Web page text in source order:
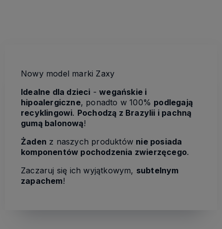
Nowy model marki Zaxy
Idealne dla dzieci -wegańskie i
hipoalergiczne, ponadto w 100% podlegają
recyklingowi. Pochodzą z Brazylii i pachną
gumą balonową!
Żaden z naszych produktów nie posiada
komponentów pochodzenia zwierzęcego.
Zaczaruj się ich wyjątkowym, subtelnym
zapachem!